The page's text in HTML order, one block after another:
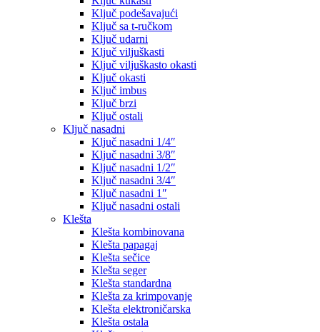
Ključ podešavajući
Ključ sa t-ručkom
Ključ udarni
Ključ viljuškasti
Ključ viljuškasto okasti
Ključ okasti
Ključ imbus
Ključ brzi
Ključ ostali
Ključ nasadni
Ključ nasadni 1/4″
Ključ nasadni 3/8″
Ključ nasadni 1/2″
Ključ nasadni 3/4″
Ključ nasadni 1″
Ključ nasadni ostali
Klešta
Klešta kombinovana
Klešta papagaj
Klešta sečice
Klešta seger
Klešta standardna
Klešta za krimpovanje
Klešta elektroničarska
Klešta ostala